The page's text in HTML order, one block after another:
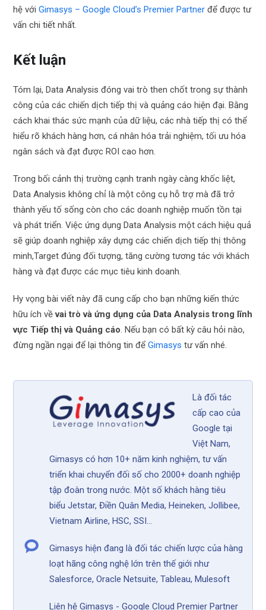
hệ vớiGimasys – Google Cloud’s Premier Partner để được tư
vấn chi tiết nhất.
Kết luận
Tóm lại, Data Analysis đóng vai trò then chốt trong sự thành
công của các chiến dịch tiếp thị và quảng cáo hiện đại. Bằng
cách khai thác sức mạnh của dữ liệu, các nhà tiếp thị có thể
hiểu rõ khách hàng hơn, cá nhân hóa trải nghiệm, tối ưu hóa
ngân sách và đạt được ROI cao hơn.
Trong bối cảnh thị trường cạnh tranh ngày càng khốc liệt,
Data Analysis không chỉ là một công cụ hỗ trợ mà đã trở
thành yếu tố sống còn cho các doanh nghiệp muốn tồn tại
và phát triển. Việc ứng dụng Data Analysis một cách hiệu quả
sẽ giúp doanh nghiệp xây dựng các chiến dịch tiếp thị thông
minh,Target đúng đối tượng, tăng cường tương tác với khách
hàng và đạt được các mục tiêu kinh doanh.
Hy vọng bài viết này đã cung cấp cho bạn những kiến thức
hữu ích vềvai trò và ứng dụng của Data Analysis trong lĩnh
vực Tiếp thị và Quảng cáo. Nếu bạn có bất kỳ câu hỏi nào,
đừng ngần ngại để lại thông tin đểGimasys tư vấn nhé.
Là đối tác
cấp cao của
Google tại
Việt Nam,
Gimasys có hơn 10+ năm kinh nghiệm, tư vấn
triển khai chuyển đối số cho 2000+ doanh nghiệp
tập đoàn trong nước. Một số khách hàng tiêu
biểu Jetstar, Điền Quân Media, Heineken, Jollibee,
Vietnam Airline, HSC, SSI...
Gimasys hiện đang là đối tác chiến lược của hàng
loạt hãng công nghệ lớn trên thế giới như
Salesforce, Oracle Netsuite, Tableau, Mulesoft
Liên hệ Gimasys - Google Cloud Premier Partner